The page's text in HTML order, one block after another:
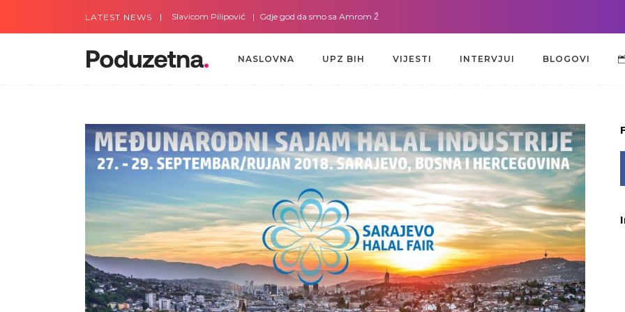
LATEST NEWS
Gdje god da smo sa Slavicom Pilipović Gdje god da smo sa Amrom Žužić-Bećirbegović
NASLOVNA UPZ BIH VIJESTI INTERVJUI BLOGOVI
NASLOVNA UPZ BIH